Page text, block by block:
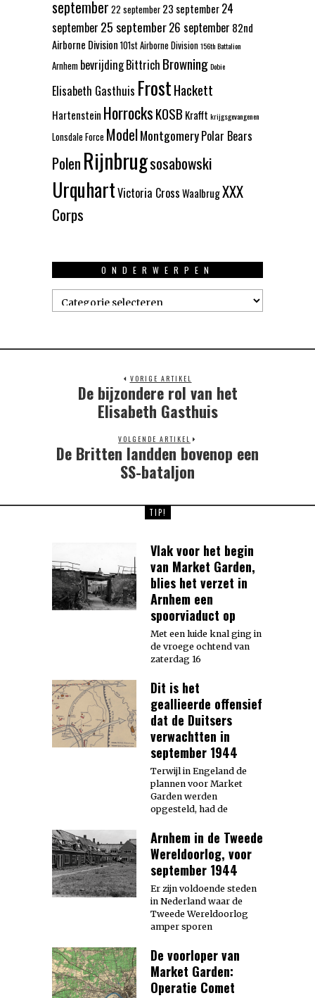
september 22 september 23 september24
september 25 september26 september 82nd
Airborne Division 101st Airborne Division156th Battalion
Arnhem bevrijdingBittrich BrowningDobie
Elisabeth Gasthuis FrostHackett
Hartenstein HorrocksKOSB Krafft krijgsgevangenen
Lonsdale Force ModelMontgomeryPolar Bears
PolenRijnbrugsosabowski
UrquhartVictoria CrossWaalbrugXXX
Corps
ONDERWERPEN
Onderwerpen
VORIGE ARTIKEL
Previous
post:
De bijzondere rol van het
Elisabeth Gasthuis
VOLGENDE ARTIKEL
Next
post:
De Britten landden bovenop een
SS-bataljon
TIP!
Vlak voor het begin
van Market Garden,
blies het verzet in
Arnhem een
spoorviaduct op
Met een luide knal ging in
de vroege ochtend van
zaterdag 16
Dit is het
geallieerde offensief
dat de Duitsers
verwachtten in
september 1944
Terwijl in Engeland de
plannen voor Market
Garden werden
opgesteld, had de
Arnhem in de Tweede
Wereldoorlog, voor
september 1944
Er zijn voldoende steden
in Nederland waar de
Tweede Wereldoorlog
amper sporen
De voorloper van
Market Garden:
Operatie Comet